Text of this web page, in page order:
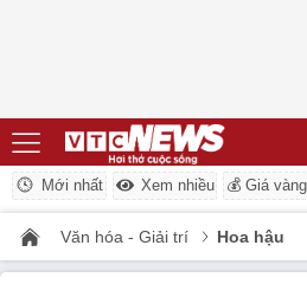
Mới nhất Xem nhiều 💰 Giá vàng
Văn hóa - Giải trí Hoa hậu